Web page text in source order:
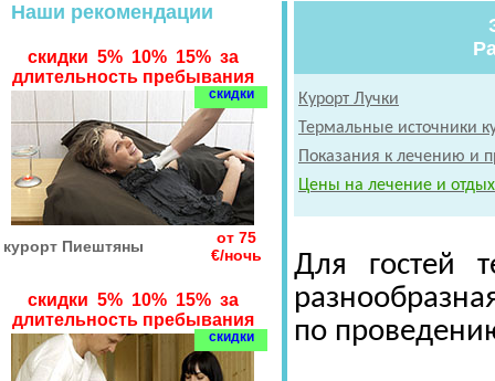
Наши рекомендации
скидки 5% 10% 15% за
длительность пребывания
скидки
курорт Пиештяны
от 75
€/ночь
скидки 5% 10% 15% за
длительность пребывания
скидки
Курорт Лучки
Термальные источники
Показания к лечению и
Цены на лечение и
Для гостей
по